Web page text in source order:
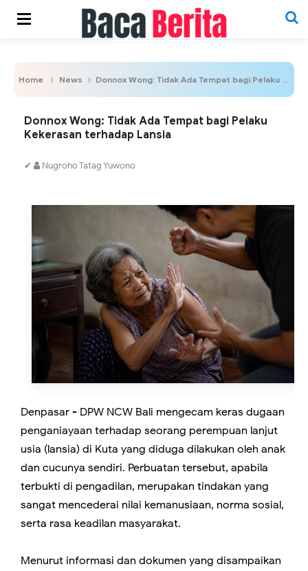
Home News Donnox Wong: Tidak Ada Tempat bagi Pelaku Kekerasan terhadap Lansia
Donnox Wong: Tidak Ada Tempat bagi Pelaku
Kekerasan terhadap Lansia
✔ Nugroho Tatag Yuwono
Denpasar - DPW NCW Bali mengecam keras dugaan
penganiayaan terhadap seorang perempuan lanjut
usia (lansia) di Kuta yang diduga dilakukan oleh anak
dan cucunya sendiri. Perbuatan tersebut, apabila
terbukti di pengadilan, merupakan tindakan yang
sangat mencederai nilai kemanusiaan, norma sosial,
serta rasa keadilan masyarakat.
Menurut informasi dan dokumen yang disampaikan